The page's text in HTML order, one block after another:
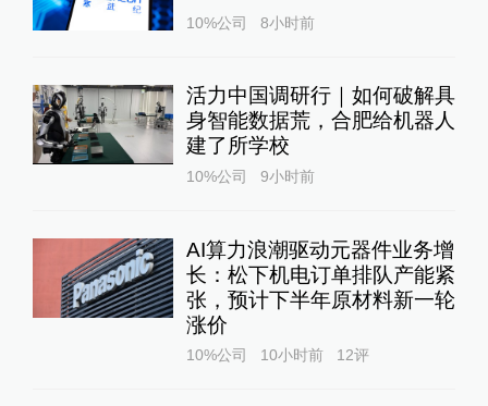
10%公司 8小时前
活力中国调研行｜如何破解具
身智能数据荒，合肥给机器人
建了所学校
10%公司 9小时前
AI算力浪潮驱动元器件业务增
长：松下机电订单排队产能紧
张，预计下半年原材料新一轮
涨价
10%公司 10小时前 12评